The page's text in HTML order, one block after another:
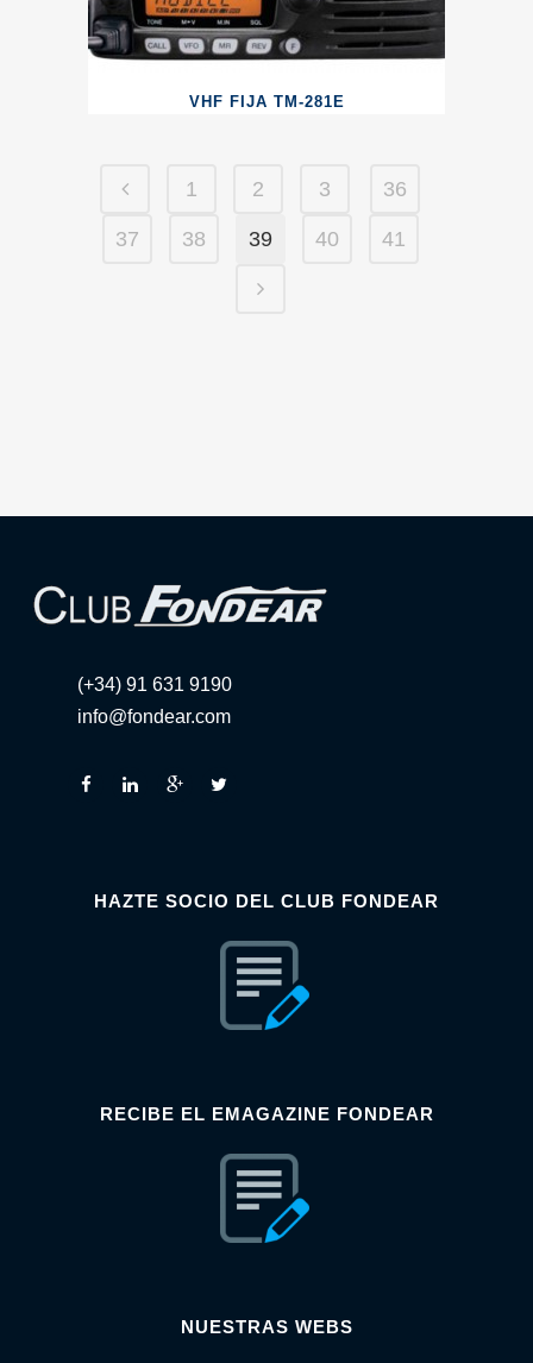
VHF FIJA TM-281E
1 2 3 36
37 38 39 40 41
(+34) 91 631 9190
info@fondear.com
HAZTE SOCIO DEL CLUB FONDEAR
RECIBE EL EMAGAZINE FONDEAR
NUESTRAS WEBS